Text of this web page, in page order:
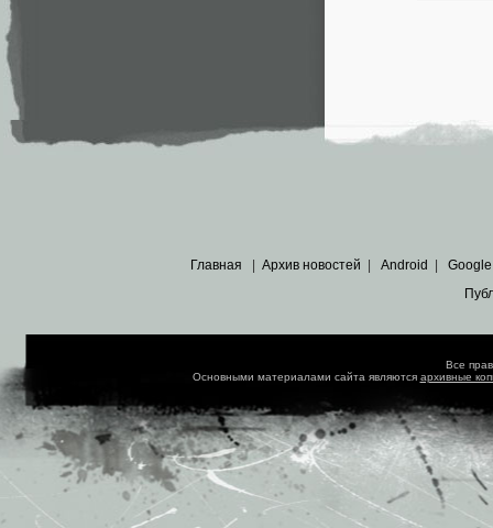
Главная Архив новостей Android Google
Все
Основными материалами сайта являются архивные